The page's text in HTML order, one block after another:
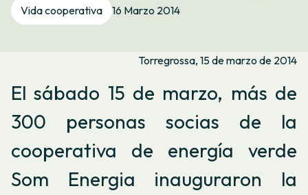
Oficina virtual
Vida cooperativa 16 Marzo 2014
Torregrossa, 15 de marzo de 2014
El sábado 15 de marzo, más de
300 personas socias de la
cooperativa de energía verde
Som Energia inauguraron la